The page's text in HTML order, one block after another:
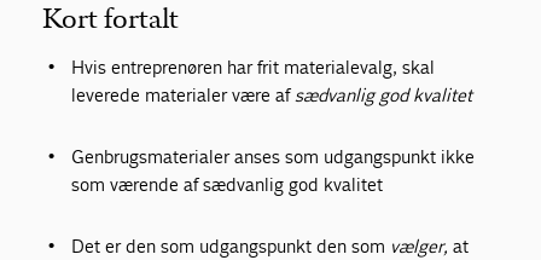
Kort fortalt
Hvis entreprenøren har frit materialevalg, skal
leverede materialer være af sædvanlig god kvalitet
Genbrugsmaterialer anses som udgangspunkt ikke
som værende af sædvanlig god kvalitet
Det er den som udgangspunkt den som vælger, at